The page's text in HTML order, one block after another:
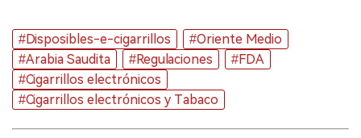
#Disposibles-e-cigarrillos
#Oriente Medio
#Arabia Saudita
#Regulaciones
#FDA
#Cigarrillos electrónicos
#Cigarrillos electrónicos y Tabaco